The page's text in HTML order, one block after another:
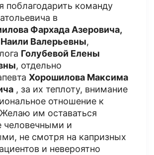
поблагодарить команду
в
Фархада Азеровича,
Валерьевны,
Голубевой Елены
, отдельно
Хорошилова Максима
, за их теплоту, внимание
отношение к
им оставаться
человечными и
не смотря на капризных
и невероятно